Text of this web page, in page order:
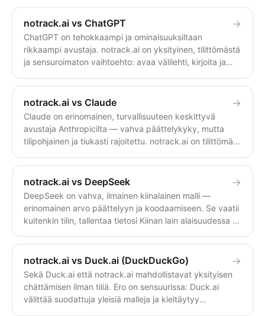
kanssa — hauskaa, mutta tilipohjaista, ja se tallentaa
keskustelusi ja kouluttaa niillä ilman todellista opt-outia,
raskaan suodatuksen takana. Käytä Character.AI:ta
hahmoroolipeliin; käytä notrack.ai:ta anonyymiin,
suodattamattomaan keskusteluun, joka ei säilytä
mitään.
notrack.ai vs ChatGPT →
ChatGPT on tehokkaampi ja ominaisuuksiltaan
rikkaampi avustaja. notrack.ai on yksityinen, tilittömästä
ja sensuroimaton vaihtoehto: avaa välilehti, kirjoita ja
kirjautua, olla seurattuna tai saada hylkääviä
vastauksia; valitse ChatGPT, jos tarvitset sen
ekosysteemin, työkalut ja huipputason päättelykyvyn.
notrack.ai vs Claude →
Claude on erinomainen, turvallisuuteen keskittyvä
avustaja Anthropicilta — vahva päättelykyky, mutta
tilipohjainen ja tiukasti rajoitettu. notrack.ai on tilittömä,
pitkään päättelyyn ja kirjoittamiseen; käytä notrack.ai:a
yksityisiin, suodattamattomiin, tilittömiin vastauksiin.
notrack.ai vs DeepSeek →
DeepSeek on vahva, ilmainen kiinalainen malli —
erinomainen arvo päättelyyn ja koodaamiseen. Se vaatii
kuitenkin tilin, tallentaa tietosi Kiinan lain alaisuudessa ja
mitään, ei vaadi tilin luomista ja on sensuroimaton. Käytä
DeepSeekiä halvan suorituskyvyn vuoksi; käytä
notrack.ai:ta, jos et halua keskustelujesi tallennettavan
ulkomaille tai suodatun.
notrack.ai vs Duck.ai (DuckDuckGo) →
Sekä Duck.ai että notrack.ai mahdollistavat yksityisen
chättämisen ilman tiliä. Ero on sensuurissa: Duck.ai
välittää suodattuja yleisiä malleja ja kieltäytyy